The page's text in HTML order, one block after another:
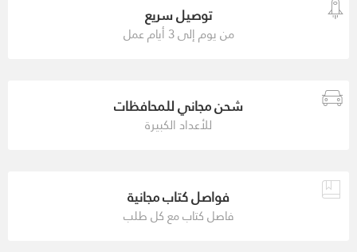
توصيل سريع
من يوم إلى 3 أيام عمل
شحن مجاني للمحافظات
للأعداد الكبيرة
فواصل كتاب مجانية
فاصل كتاب مع كل طلب